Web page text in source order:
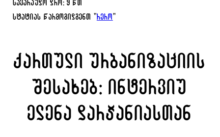
სავარაუდო დრო: 9 წთ
სტატიას წარმოგიდგენთ "რერო"
ქართული ურბანიზაციის
შესახებ: ინტერვიუ
ელენა დარჯანიასთან